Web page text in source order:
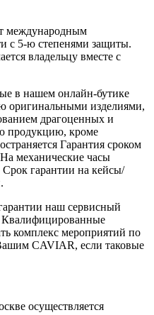
международным
с 5-ю степенями защиты.
владельцу вместе с
в нашем онлайн-бутике
оригинальными изделиями,
драгоценных и
продукцию, кроме
Гарантия сроком
механические часы
Срок гарантии на кейсы/
наш сервисный
комплекс мероприятий по
CAVIAR, если таковые
осуществляется